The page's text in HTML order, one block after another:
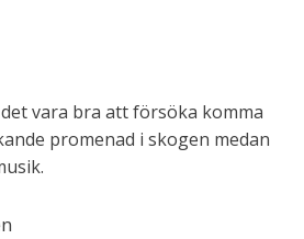
vara bra att försöka komma
promenad i skogen medan